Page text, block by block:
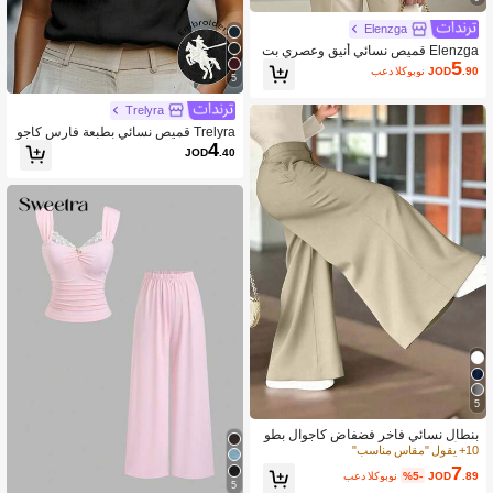
Elenzga
Elenzga قميص نسائي أنيق وعصري بت
صميم غير متماثل، ملمس منسدل على ال
كتف وخصر مجمع للربيع والصيف
JOD5.90 بعد الكوبون
5
بنطال نسائي فاخر فضفاض كاجوال بطو
ل الأرض وساق واسعة للخريف والعودة إل
ى المدرسة والتنقل
10+ يقول "مقاس مناسب"
JOD7 .89
%5- بعد الكوبون
5
Trelyra
Trelyra قميص نسائي بطبعة فارس كاجو
ال متعدد الاستخدامات للارتداء اليومي
JOD4.40
5